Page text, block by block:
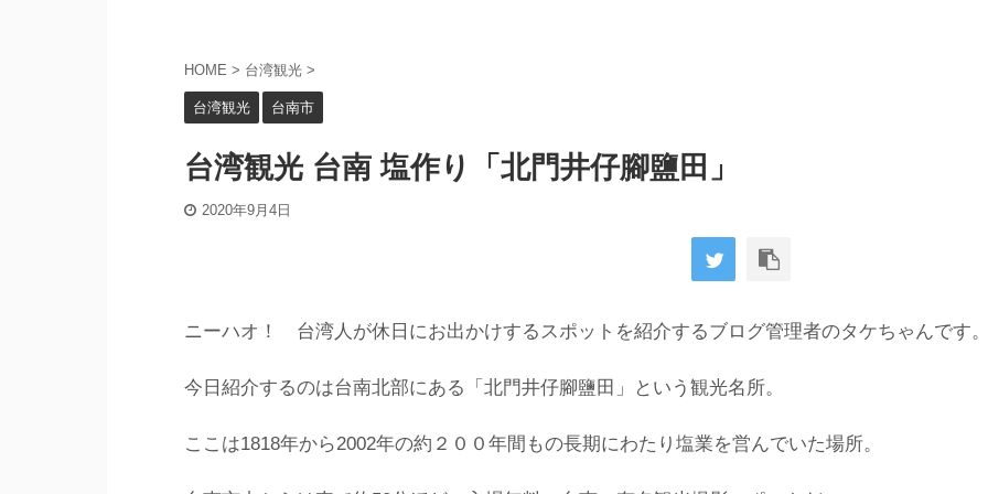
HOME > 台湾観光 >
台湾観光 台南市
台湾観光 台南 塩作り「北門井仔腳鹽田」
2020年9月4日
ニーハオ！ 台湾人が休日にお出かけするスポットを紹介するブログ管理者のタケちゃんです
今日紹介するのは台南北部にある「北門井仔腳鹽田」という観光名所。
ここは1818年から2002年の約２００年間もの長期にわたり塩業を営んでいた場所。